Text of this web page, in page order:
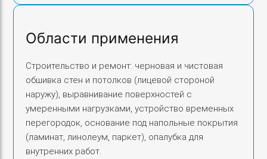
Области применения
Строительство и ремонт: черновая и чистовая
обшивка стен и потолков (лицевой стороной
наружу), выравнивание поверхностей с
умеренными нагрузками, устройство временных
перегородок, основание под напольные покрытия
(ламинат, линолеум, паркет), опалубка для
внутренних работ.